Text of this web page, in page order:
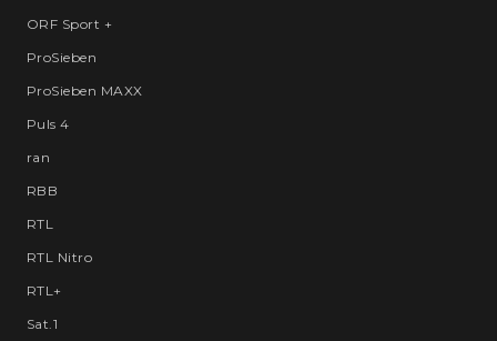
ORF Sport +
ProSieben
ProSieben MAXX
Puls 4
ran
RBB
RTL
RTL Nitro
RTL+
Sat.1